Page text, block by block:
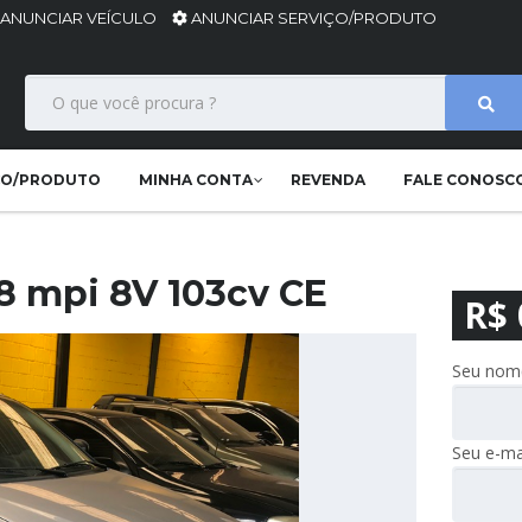
ANUNCIAR VEÍCULO ANUNCIAR SERVIÇO/PRODUTO
PRODUTO MINHA CONTA REVENDA FALE
mpi 8V 103cv CE R$
Seu
Seu e-